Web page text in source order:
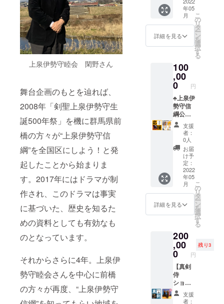
上泉伊勢守睦会 閑野さん
舞台企画のもとを辿れば、
2008年「剣聖上泉伊勢守生
誕500年祭」を機に群馬県前
橋の方々が“上泉伊勢守信
綱”を全国区にしよう！と発
起したことから始まりま
す。2017年にはドラマが制
作され、このドラマは事実
に基づいた、歴史を知るた
めの資料としても有効なも
のとなっています。
それからさらに4年。上泉伊
勢守睦会さんを中心に前橋
の方々が再度、“上泉伊勢守
希望、
記載名
守商
店」希
応援
メッ
セージ
をいた
だけま
した
ら、HP
にお名
前とと
もに記
載させ
ていた
だきま
す。
だけま
した
ら、HP
前とと
もに記
だきま
す。
群馬
県、殺
陣教
室：東
京都世
す。 ・
殺陣教
室の場
刀、着
物、袴
の貸し
出しは
無料で
す。
【備考
欄】 ・
ご支援
時、必
ず【備
考欄】
に掲載
時のご
入くだ
さい。
・匿名
の際や
ペン
ネー
ム、店
舗名な
にお名
前の記
載 ⚫︎会
場内に
お名前
降日程
をメー
ルで調
整させ
ていた
だきま
す。 ・
場所は
東京都
世田谷
区粕谷
の稽古
場で
す。 ・
木刀、
着物、
袴の貸
し出し
欄】 ・
ご支援
時、必
ず【備
考欄】
に掲載
時のご
希望の
お名前
のパ
ンフ
レット
⚫︎舞台
『信綱
魂』特
設Web
サイト
とパ
ンフ
レット
にお名
前の記
載。
※お名前
を記載
するス
ペース
が大き
くなり
ます。
⚫︎会場
内にお
名前の
欄】 ・
ご支援
時、必
ず【備
考欄】
に掲載
時のご
希望の
お名前
分 (1
組1〜5
名まで/
期限：
2023年
◎3回目
の稽古
で殺陣
動画を
撮りま
す。音
楽や効
果音を
つけ編
集した
ものを
後日お
送りし
ます。
⚫︎お礼
のお手
紙 ※
舞台オ
リジナ
ド付き
⚫︎お礼
殺陣動
画in赤
城神社
⚫︎「上
泉伊勢
守信綱
を全国
年05
月
詳細を見る
こ
の
リ
タ
ー
ン
を
選
択
す
る
100
,00
0 円
♣︎上泉伊
勢守信
綱公応
援コー
ス♣︎※各
種体験
不要の
方向け
⚫︎お礼
のお手
紙 ※舞
台オリ
ジナル
ポスト
カード
陣動画
in赤城
神社 ※
特別
バー
ジョン
になり
ます。
※志道塾
支援
者：
0人
お届
け予
定：
2022
年05
月
詳細を見る
こ
の
リ
タ
ー
ン
を
選
択
す
る
200
,00
0 円
残り3
【真剣
侍
ショー
のコー
ス】 ◎
支援
者：